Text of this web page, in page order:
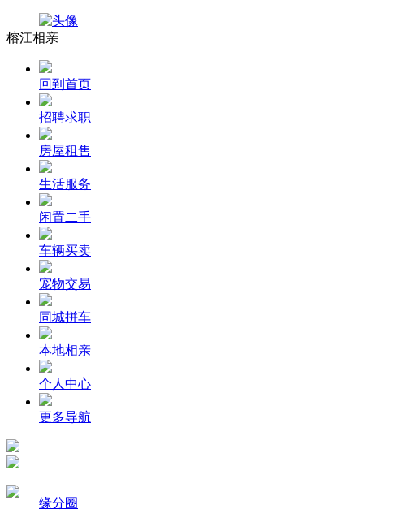
榕江相亲
回到首页
招聘求职
房屋租售
生活服务
闲置二手
车辆买卖
宠物交易
同城拼车
本地相亲
个人中心
更多导航
缘分圈